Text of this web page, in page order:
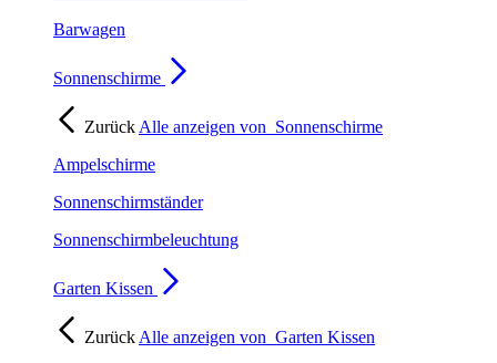
Barwagen
Sonnenschirme
Zurück Alle anzeigen von Sonnenschirme
Ampelschirme
Sonnenschirmständer
Sonnenschirmbeleuchtung
Garten Kissen
Zurück Alle anzeigen von Garten Kissen